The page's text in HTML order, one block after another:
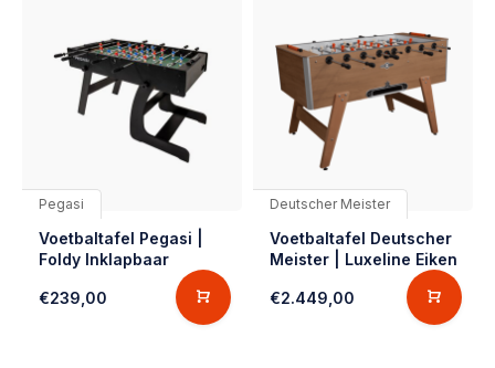
Pegasi
Voetbaltafel Pegasi |
Foldy Inklapbaar
€239,00
Deutscher Meister
Voetbaltafel Deutscher
Meister | Luxeline Eiken
€2.449,00